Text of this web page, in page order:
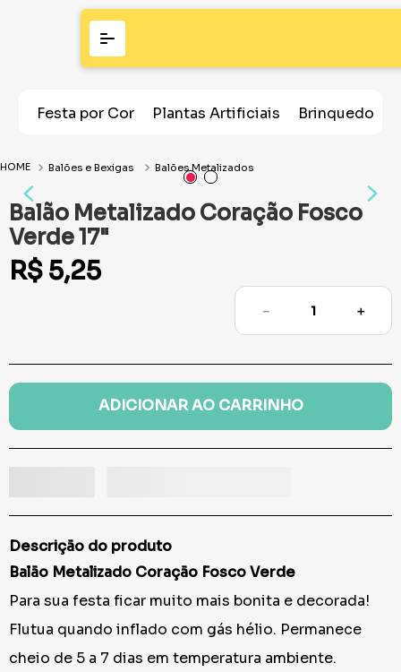
Festa por Cor Plantas Artificiais Brinquedos
Balões e Bexigas Balões Metalizados
Balão Metalizado Coração Fosco
Verde 17"
R$ 5,25
＋
－
ADICIONAR AO CARRINHO
Descrição do produto
Balão Metalizado Coração Fosco Verde
Para sua festa ficar muito mais bonita e decorada!
Flutua quando inflado com gás hélio. Permanece
cheio de 5 a 7 dias em temperatura ambiente.